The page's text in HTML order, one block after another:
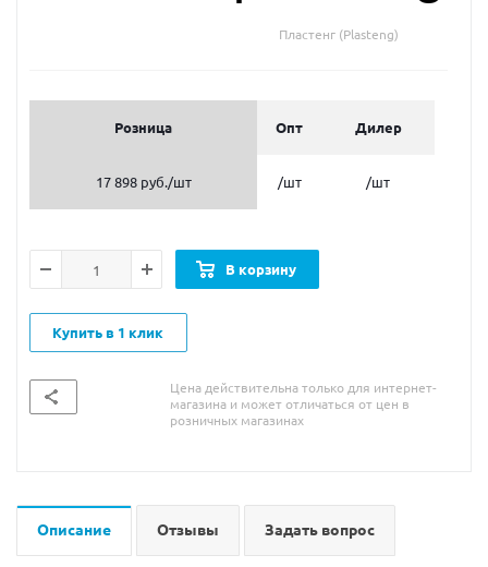
Пластенг (Plasteng)
Розница Опт Дилер
17 898 руб./шт /шт /шт
В корзину
Купить в 1 клик
Цена действительна только для интернет-
магазина и может отличаться от цен в
розничных магазинах
Описание Отзывы Задать вопрос